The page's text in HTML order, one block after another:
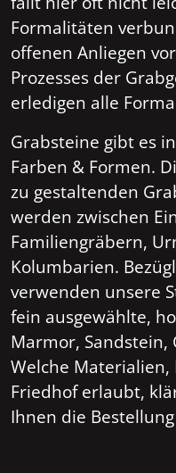
Formalitäten
offenen Anliegen
Prozesses der
erledigen alle
Grabsteine gibt es
Farben & Formen.
zu gestaltenden
werden zwischen
Familiengräbern,
Kolumbarien.
verwenden unsere
fein ausgewählte,
Marmor, Sandstein,
Welche
Friedhof erlaubt,
Ihnen die